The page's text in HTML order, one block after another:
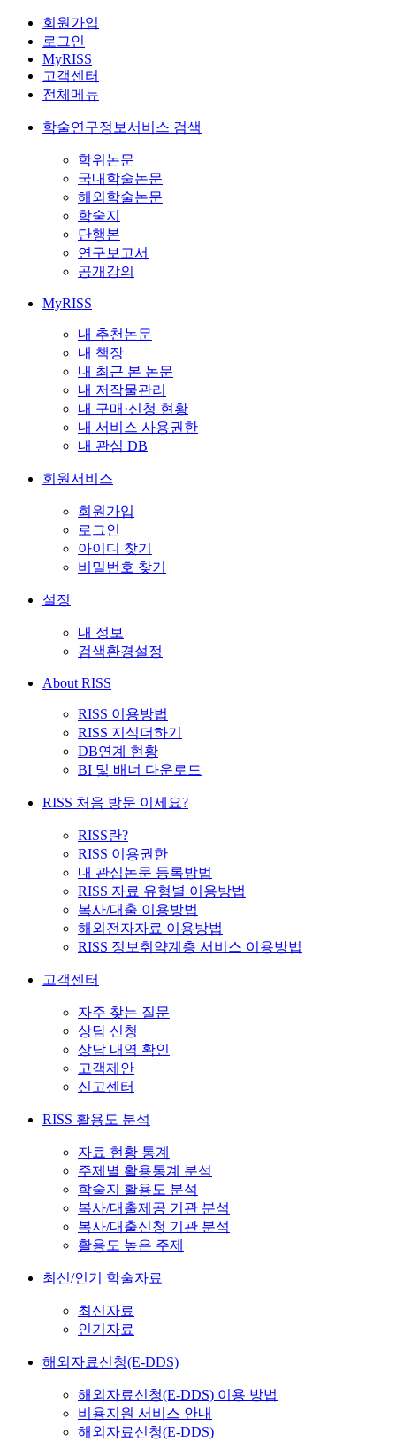
회원가입
로그인
MyRISS
고객센터
전체메뉴
학술연구정보서비스 검색
학위논문
국내학술논문
해외학술논문
학술지
단행본
연구보고서
공개강의
MyRISS
내 추천논문
내 책장
내 최근 본 논문
내 저작물관리
내 구매·신청 현황
내 서비스 사용권한
내 관심 DB
회원서비스
회원가입
로그인
아이디 찾기
비밀번호 찾기
설정
내 정보
검색환경설정
About RISS
RISS 이용방법
RISS 지식더하기
DB연계 현황
BI 및 배너 다운로드
RISS 처음 방문 이세요?
RISS란?
RISS 이용권한
내 관심논문 등록방법
RISS 자료 유형별 이용방법
복사/대출 이용방법
해외전자자료 이용방법
RISS 정보취약계층 서비스 이용방법
고객센터
자주 찾는 질문
상담 신청
상담 내역 확인
고객제안
신고센터
RISS 활용도 분석
자료 현황 통계
주제별 활용통계 분석
학술지 활용도 분석
복사/대출제공 기관 분석
복사/대출신청 기관 분석
활용도 높은 주제
최신/인기 학술자료
최신자료
인기자료
해외자료신청(E-DDS)
해외자료신청(E-DDS) 이용 방법
비용지원 서비스 안내
해외자료신청(E-DDS)